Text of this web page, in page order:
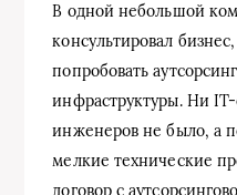
В одной небольшой
консультировал
попробовать
инфраструктуры. Ни
инженеров не было, а
мелкие технические
договор с